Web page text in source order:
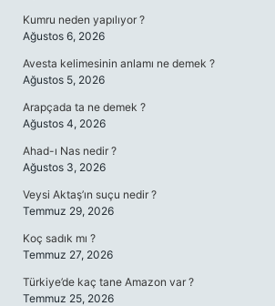
Kumru neden yapılıyor ?
Ağustos 6, 2026
Avesta kelimesinin anlamı ne demek ?
Ağustos 5, 2026
Arapçada ta ne demek ?
Ağustos 4, 2026
Ahad-ı Nas nedir ?
Ağustos 3, 2026
Veysi Aktaş’ın suçu nedir ?
Temmuz 29, 2026
Koç sadık mı ?
Temmuz 27, 2026
Türkiye’de kaç tane Amazon var ?
Temmuz 25, 2026